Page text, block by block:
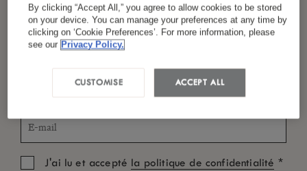
Langue Préférée *
E-Mail
J'ai lu et accepté la politique de confidentialité *
By clicking “Accept All,” you agree to allow cookies to be stored
on your device. You can manage your preferences at any time by
clicking on ‘Cookie Preferences’. For more information, please
see our Privacy Policy.
ACCEPT ALL
CUSTOMISE